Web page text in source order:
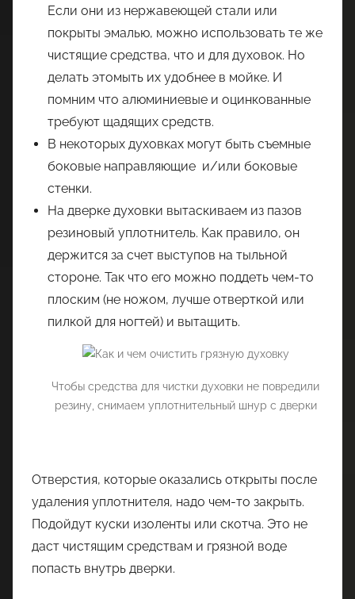
Если они из нержавеющей стали или
покрыты эмалью, можно использовать те же
чистящие средства, что и для духовок. Но
делать этомыть их удобнее в мойке. И
помним что алюминиевые и оцинкованные
требуют щадящих средств.
В некоторых духовках могут быть съемные
боковые направляющие и/или боковые
стенки.
На дверке духовки вытаскиваем из пазов
резиновый уплотнитель. Как правило, он
держится за счет выступов на тыльной
стороне. Так что его можно поддеть чем-то
плоским (не ножом, лучше отверткой или
пилкой для ногтей) и вытащить.
Чтобы средства для чистки духовки не повредили
резину, снимаем уплотнительный шнур с дверки
Отверстия, которые оказались открыты после
удаления уплотнителя, надо чем-то закрыть.
Подойдут куски изоленты или скотча. Это не
даст чистящим средствам и грязной воде
попасть внутрь дверки.